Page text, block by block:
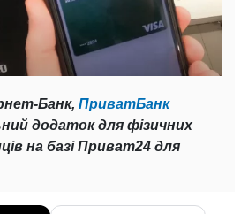
Банк, ПриватБанк
додаток для фізичних
на базі Приват24 для